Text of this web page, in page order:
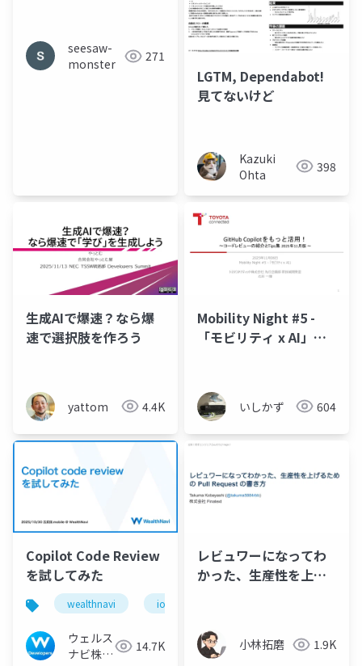
seesaw-
monster
271
LGTM, Dependabot!
見てないけど
Kazuki
Ohta
398
生成AIで爆速？なら爆
速で選択肢を作ろう
yattom 4.4K
Mobility Night #5 -
「モビリティ x AI」
いしかず 604
Copilot Code Review
を試してみた
wealthnavi ios
ウェルス
ナビ株式
14.7K
レビュワーになってわ
かった、生産性を上げ
小林拓磨 1.9K